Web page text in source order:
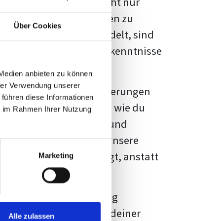
Über Cookies
anbieten zu können
Verwendung unserer
diese Informationen
Rahmen Ihrer Nutzung
Marketing
Alle zulassen
Fakten und Quellen zu
handelt, sind
und Erkenntnisse
vor diesen Herausforderungen
kannst, sondern auch, wie du
Formatierung und
Erwartungen, und unsere
Vorlage zeigt, anstatt
große Herausforderung
wird die Formatierung deiner